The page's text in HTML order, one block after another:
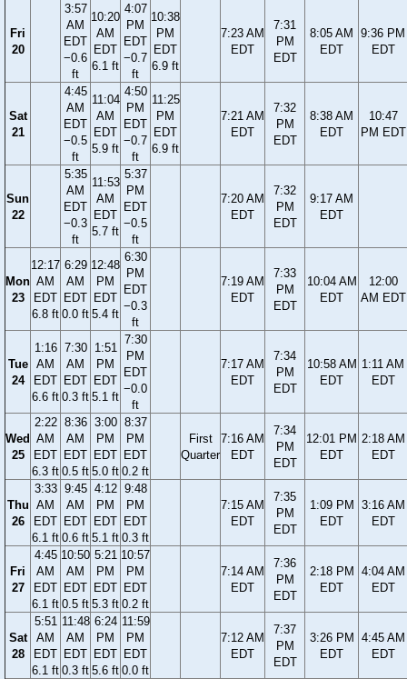
Fri
20
3:57
AM
EDT
−0.6
ft
10:20
AM
EDT
6.1 ft
4:07
PM
EDT
−0.7
ft
10:38
PM
EDT
6.9 ft
7:23 AM
EDT
7:31
PM
EDT
8:05 AM
EDT
9:36 PM
EDT
Sat
21
4:45
AM
EDT
−0.5
ft
11:04
AM
EDT
5.9 ft
4:50
PM
EDT
−0.7
ft
11:25
PM
EDT
6.9 ft
7:21 AM
EDT
7:32
PM
EDT
8:38 AM
EDT
10:47
PM EDT
Sun
22
5:35
AM
EDT
−0.3
ft
11:53
AM
EDT
5.7 ft
5:37
PM
EDT
−0.5
ft
7:20 AM
EDT
7:32
PM
EDT
9:17 AM
EDT
Mon
23
12:17
AM
EDT
6.8 ft
6:29
AM
EDT
0.0 ft
12:48
PM
EDT
5.4 ft
6:30
PM
EDT
−0.3
ft
7:19 AM
EDT
7:33
PM
EDT
10:04 AM
EDT
12:00
AM EDT
Tue
24
1:16
AM
EDT
6.6 ft
7:30
AM
EDT
0.3 ft
1:51
PM
EDT
5.1 ft
7:30
PM
EDT
−0.0
ft
7:17 AM
EDT
7:34
PM
EDT
10:58 AM
EDT
1:11 AM
EDT
Wed
25
2:22
AM
EDT
6.3 ft
8:36
AM
EDT
0.5 ft
3:00
PM
EDT
5.0 ft
8:37
PM
EDT
0.2 ft
First
Quarter
7:16 AM
EDT
7:34
PM
EDT
12:01 PM
EDT
2:18 AM
EDT
Thu
26
3:33
AM
EDT
6.1 ft
9:45
AM
EDT
0.6 ft
4:12
PM
EDT
5.1 ft
9:48
PM
EDT
0.3 ft
7:15 AM
EDT
7:35
PM
EDT
1:09 PM
EDT
3:16 AM
EDT
Fri
27
4:45
AM
EDT
6.1 ft
10:50
AM
EDT
0.5 ft
5:21
PM
EDT
5.3 ft
10:57
PM
EDT
0.2 ft
7:14 AM
EDT
7:36
PM
EDT
2:18 PM
EDT
4:04 AM
EDT
Sat
28
5:51
AM
EDT
6.1 ft
11:48
AM
EDT
0.3 ft
6:24
PM
EDT
5.6 ft
11:59
PM
EDT
0.0 ft
7:12 AM
EDT
7:37
PM
EDT
3:26 PM
EDT
4:45 AM
EDT